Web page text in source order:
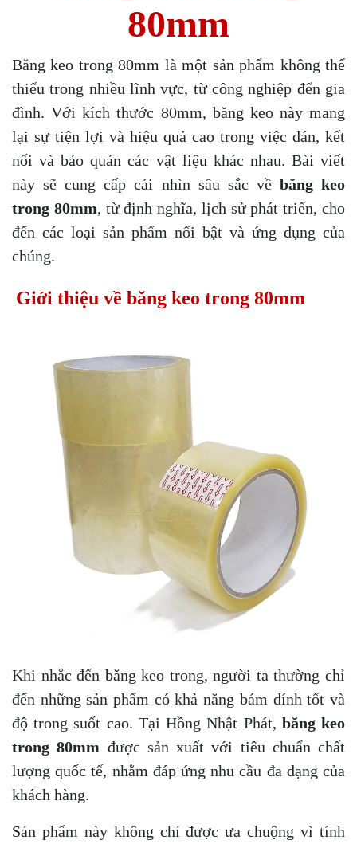
80mm
Băng keo trong 80mm là một sản phẩm không thể
thiếu trong nhiều lĩnh vực, từ công nghiệp đến gia
đình. Với kích thước 80mm, băng keo này mang
lại sự tiện lợi và hiệu quả cao trong việc dán, kết
nối và bảo quản các vật liệu khác nhau. Bài viết
này sẽ cung cấp cái nhìn sâu sắc về băng keo
trong 80mm, từ định nghĩa, lịch sử phát triển, cho
đến các loại sản phẩm nổi bật và ứng dụng của
chúng.
Giới thiệu về băng keo trong 80mm
Khi nhắc đến băng keo trong, người ta thường chỉ
đến những sản phẩm có khả năng bám dính tốt và
độ trong suốt cao. Tại Hồng Nhật Phát, băng keo
trong 80mm được sản xuất với tiêu chuẩn chất
lượng quốc tế, nhằm đáp ứng nhu cầu đa dạng của
khách hàng.
Sản phẩm này không chỉ được ưa chuộng vì tính